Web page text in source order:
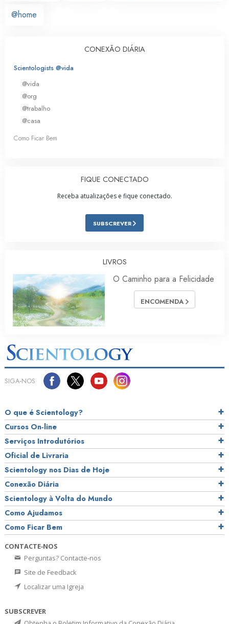
@home
CONEXÃO DIÁRIA
Scientologists @vida
@vida
@org
@trabalho
@casa
Como Ficar Bem
FIQUE CONECTADO
Receba atualizações e fique conectado.
SUBSCREVER
LIVROS
O Caminho para a Felicidade
ENCOMENDA
SIGA‑NOS
O que é Scientology?
Cursos On‑line
Serviços Introdutórios
Oficial de Livraria
Scientology nos Dias de Hoje
Conexão Diária
Scientology à Volta do Mundo
Como Ajudamos
Como Ficar Bem
CONTACTE‑NOS
Perguntas? Contacte‑nos
Site de Feedback
Localizar uma Igreja
SUBSCREVER